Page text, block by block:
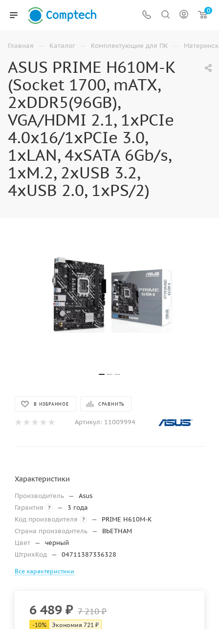
0
Главная — Каталог — Комплектующие для ПК —
ASUS PRIME H610M-K
(Socket 1700, mATX,
2xDDR5(96GB),
VGA/HDMI 2.1, 1xPCIe
4.0x16/1xPCIe 3.0,
1xLAN, 4xSATA 6Gb/s,
1xM.2, 2xUSB 3.2,
4xUSB 2.0, 1xPS/2)
В ИЗБРАННОЕ СРАВНИТЬ
Артикул: 11009994
Характеристики
Производитель —
Asus
Гарантия
? —
3 года
Код производителя
? —
PRIME H610M-K
Страна производитель —
ВЬЕТНАМ
Цвет —
черный
ШтрихКод — 04711387336328
Все характеристики
6 489 ₽ 7 210₽
-10% Экономия 721 ₽